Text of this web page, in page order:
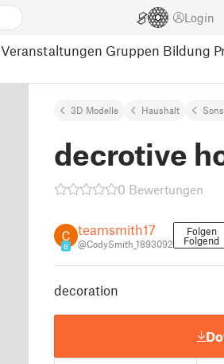
Login
Veranstaltungen Gruppen Bildung
3D Modelle Haushalt
decrotive
0 Bewertungen
8
teamsmith17
@CodySmith_1893092
Folgen
Folgend
decoration